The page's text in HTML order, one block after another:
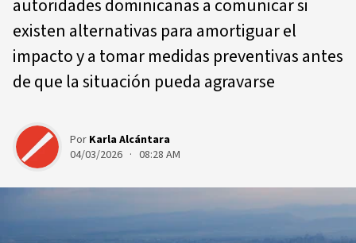
autoridades dominicanas a comunicar si
existen alternativas para amortiguar el
impacto y a tomar medidas preventivas antes
de que la situación pueda agravarse
Por Karla Alcántara
04/03/2026 · 08:28 AM